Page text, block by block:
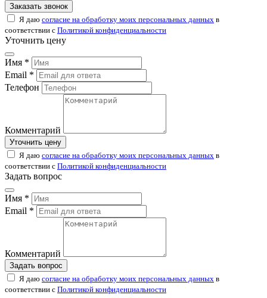
Заказать звонок
Я даю согласие на обработку моих персональных данных в
соответствии с Политикой конфиденциальности
Уточнить цену
Имя *
Email *
Телефон
Комментарий
Уточнить цену
Я даю согласие на обработку моих персональных данных в
соответствии с Политикой конфиденциальности
Задать вопрос
Имя *
Email *
Комментарий
Задать вопрос
Я даю согласие на обработку моих персональных данных в
соответствии с Политикой конфиденциальности